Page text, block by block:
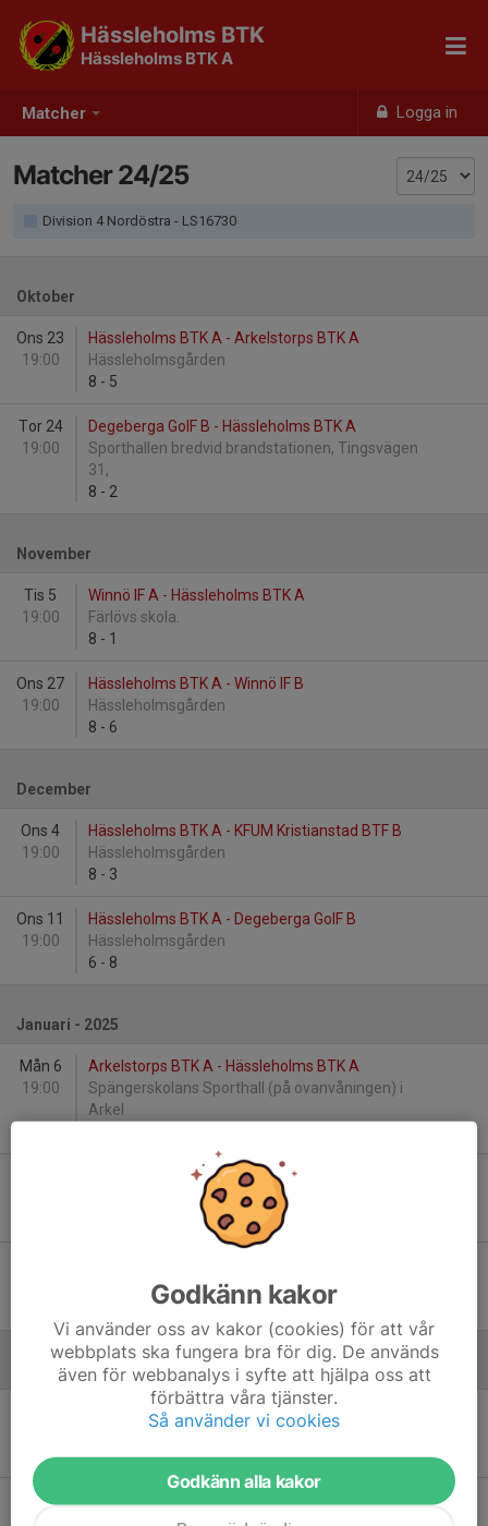
Matcher Logga in
Hässleholms BTK
Hässleholms BTK A
Matcher 24/25
Division 4 Nordöstra - LS16730
Oktober
Ons 23
19:00
Hässleholms BTK A - Arkelstorps BTK A
Hässleholmsgården
8 - 5
Tor 24
19:00
Degeberga GoIF B - Hässleholms BTK A
Sporthallen bredvid brandstationen, Tingsvägen
31,
8 - 2
November
Tis 5
19:00
Winnö IF A - Hässleholms BTK A
Färlövs skola.
8 - 1
Ons 27
19:00
Hässleholms BTK A - Winnö IF B
Hässleholmsgården
8 - 6
December
Ons 4
19:00
Hässleholms BTK A - KFUM Kristianstad BTF B
Hässleholmsgården
8 - 3
Ons 11
19:00
Hässleholms BTK A - Degeberga GoIF B
Hässleholmsgården
6 - 8
Januari - 2025
Mån 6
19:00
Arkelstorps BTK A - Hässleholms BTK A
Spängerskolans Sporthall (på ovanvåningen) i
Arkel
Hässleholms BTK A - Winnö IF A
Hässleholmsgården
BT-hallen i Kristianstad Arena.
Februari - 2025
Winnö IF B - Hässleholms BTK A
Färlövs skola.
4-8
Tor 6
Sporthallen bredvid brandstationen, Tingsvägen
Godkänn kakor
Vi använder oss av kakor (cookies) för att vår
webbplats ska fungera bra för dig. De används
även för webbanalys i syfte att hjälpa oss att
förbättra våra tjänster.
Så använder vi cookies
Godkänn alla kakor